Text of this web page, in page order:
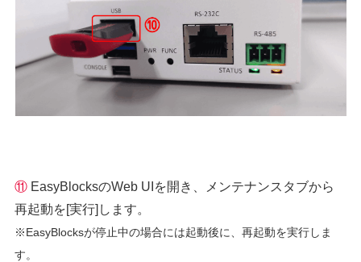
⑪ EasyBlocksのWeb UIを開き、メンテナンスタブから
再起動を[実行]します。
※EasyBlocksが停止中の場合には起動後に、再起動を実行しま
す。